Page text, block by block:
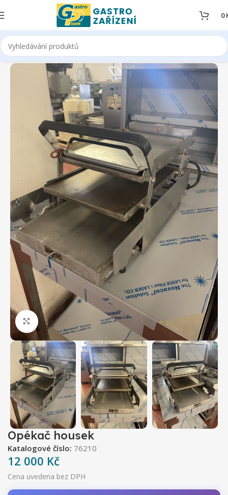
0
Domů Bazar Stolní zařízení
Klikněte pro zvětšení
Opékač housek
Katalogové číslo: 76210
12 000 Kč
Cena uvedena bez DPH